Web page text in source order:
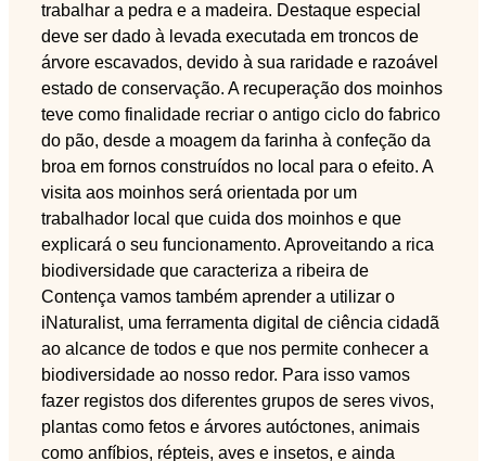
trabalhar a pedra e a madeira. Destaque especial
deve ser dado à levada executada em troncos de
árvore escavados, devido à sua raridade e razoável
estado de conservação. A recuperação dos moinhos
teve como finalidade recriar o antigo ciclo do fabrico
do pão, desde a moagem da farinha à confeção da
broa em fornos construídos no local para o efeito. A
visita aos moinhos será orientada por um
trabalhador local que cuida dos moinhos e que
explicará o seu funcionamento. Aproveitando a rica
biodiversidade que caracteriza a ribeira de
Contença vamos também aprender a utilizar o
iNaturalist, uma ferramenta digital de ciência cidadã
ao alcance de todos e que nos permite conhecer a
biodiversidade ao nosso redor. Para isso vamos
fazer registos dos diferentes grupos de seres vivos,
plantas como fetos e árvores autóctones, animais
como anfíbios, répteis, aves e insetos, e ainda